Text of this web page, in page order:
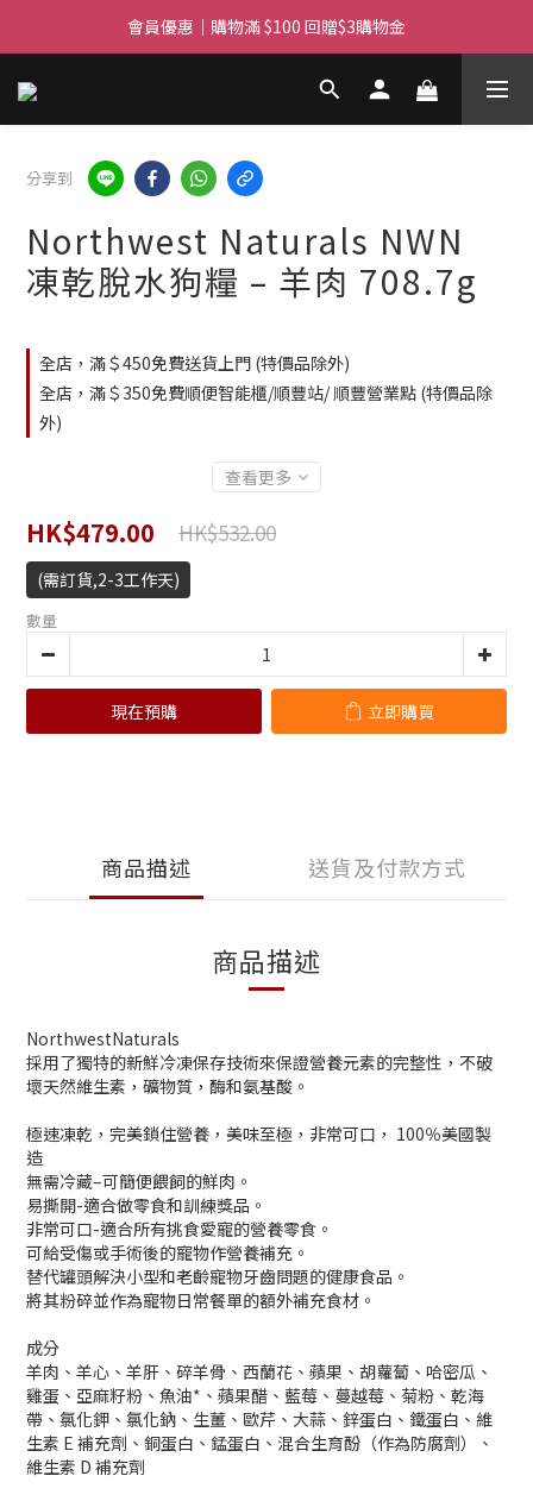
滿$450免費送貨上門 I 滿$350免運 順豐自取
會員優惠｜購物滿 $100 回贈$3購物金
滿$450免費送貨上門 I 滿$350免運 順豐自取
分享到
Northwest Naturals NWN
凍乾脫水狗糧 – 羊肉 708.7g
全店，滿＄450免費送貨上門 (特價品除外)
全店，滿＄350免費順便智能櫃/順豐站/ 順豐營業點 (特價品除
外)
查看更多
HK$479.00 HK$532.00
(需訂貨,2-3工作天)
數量
現在預購 立即購買
商品描述 送貨及付款方式
商品描述
NorthwestNaturals
採用了獨特的新鮮冷凍保存技術來保證營養元素的完整性，不破
壞天然維生素，礦物質，酶和氨基酸。
極速凍乾，完美鎖住營養，美味至極，非常可口， 100％美國製
造
無需冷藏–可簡便餵飼的鮮肉。
易撕開-適合做零食和訓練獎品。
非常可口-適合所有挑食愛寵的營養零食。
可給受傷或手術後的寵物作營養補充。
替代罐頭解決小型和老齡寵物牙齒問題的健康食品。
將其粉碎並作為寵物日常餐單的額外補充食材。
成分
羊肉、羊心、羊肝、碎羊骨、西蘭花、蘋果、胡蘿蔔、哈密瓜、
雞蛋、亞麻籽粉、魚油*、蘋果醋、藍莓、蔓越莓、菊粉、乾海
帶、氯化鉀、氯化鈉、生薑、歐芹、大蒜、鋅蛋白、鐵蛋白、維
生素 E 補充劑、銅蛋白、錳蛋白、混合生育酚（作為防腐劑）、
維生素 D 補充劑